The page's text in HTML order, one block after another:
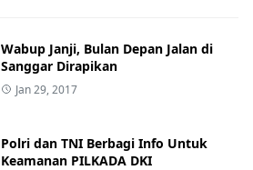
Wabup Janji, Bulan Depan Jalan di
Sanggar Dirapikan
Jan 29, 2017
Polri dan TNI Berbagi Info Untuk
Keamanan PILKADA DKI